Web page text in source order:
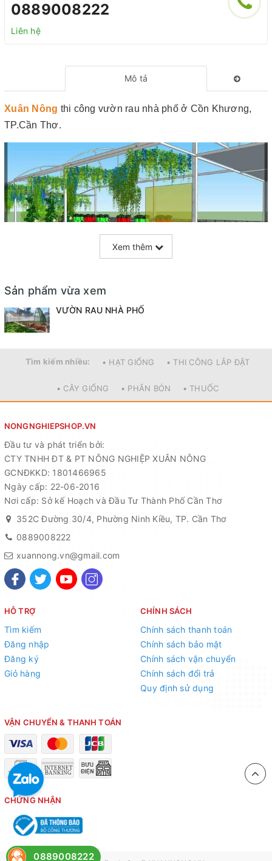
0889008222
Liên hệ
Mô tả
Xuân Nông thi công vườn rau nhà phố ở Cồn Khương,
TP.Cần Thơ.
Vườn rau tận dụng được không gian trống nhà bạn, góp
phần làm cho ngôi nhà trở nên sinh động, cũng như cung
Bạn có sân vườn bỏ trống? Hãy đến với
biến sân vườn của bạn trở nên xinh đẹp.
Zalo: 0889.008.222
Facebook: FB/Xuannong2015
Youtube: Xuân Nông TV
Xem thêm
Sản phẩm vừa xem
VƯỜN RAU NHÀ PHỐ
Tìm kiếm nhiều: • HẠT GIỐNG • THI CÔNG LẮP ĐẶT
• CÂY GIỐNG • PHÂN BÓN • THUỐC
NONGNGHIEPSHOP.VN
Đầu tư và phát triển bởi:
CTY TNHH ĐT & PT NÔNG NGHIỆP XUÂN NÔNG
GCNĐKKD: 1801466965
Ngày cấp: 22-06-2016
Nơi cấp: Sở kế Hoạch và Đầu Tư Thành Phố Cần Thơ
352C Đường 30/4, Phường Ninh Kiều, TP. Cần Thơ
0889008222
xuannong.vn@gmail.com
HỖ TRỢ
Tìm kiếm
Đăng nhập
Đăng ký
Giỏ hàng
CHÍNH SÁCH
Chính sách thanh toán
Chính sách bảo mật
Chính sách vận chuyển
Chính sách đổi trả
Quy định sử dụng
VẬN CHUYỂN & THANH TOÁN
CHỨNG NHẬN
0889008222